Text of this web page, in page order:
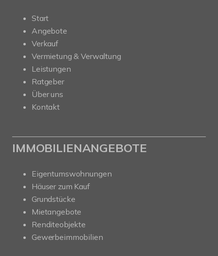
Start
Angebote
Verkauf
Vermietung & Verwaltung
Leistungen
Ratgeber
Über uns
Kontakt
IMMOBILIENANGEBOTE
Eigentumswohnungen
Häuser zum Kauf
Grundstücke
Mietangebote
Renditeobjekte
Gewerbeimmobilien